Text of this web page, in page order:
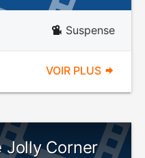
Suspense
VOIR PLUS
Jolly Corner